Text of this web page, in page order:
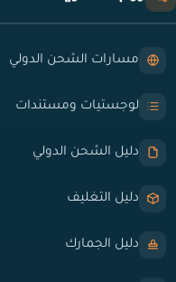
مسارات الشحن الدولي
لوجستيات ومستندات
دليل الشحن الدولي
دليل التغليف
دليل الجمارك